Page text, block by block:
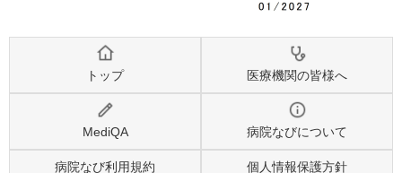
トップ 医療機関の皆様へ
MediQA 病院なびについて
病院なび利用規約 個人情報保護方針